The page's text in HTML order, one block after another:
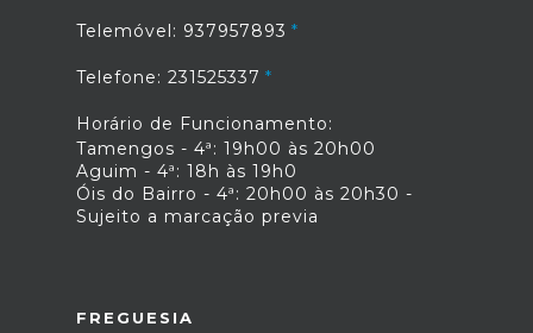
Telemóvel: 937957893
Telefone: 231525337
Horário de Funcionamento:
Tamengos - 4ª: 19h00 às 20h00
Aguim - 4ª: 18h às 19h0
Óis do Bairro - 4ª: 20h00 às 20h30 -
Sujeito a marcação previa
FREGUESIA